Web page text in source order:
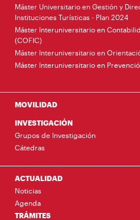
Máster Universitario en Gestión y
Instituciones Turísticas - Plan 2024
Máster Interuniversitario en
(COFIC)
Máster Interuniversitario en
Máster Interuniversitario en
MOVILIDAD
INVESTIGACIÓN
Grupos de Investigación
Cátedras
ACTUALIDAD
Noticias
Agenda
TRÁMITES